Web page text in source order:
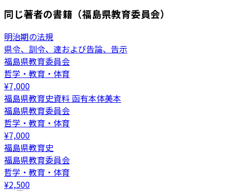
同じ著者の書籍（福島県教育委員会）
明治期の法規
県令、訓令、達および告論、告示
福島県教育委員会
哲学・教育・体育
¥7,000
福島県教育史資料 函有本体美本
福島県教育委員会
哲学・教育・体育
¥7,000
福島県教育史
福島県教育委員会
哲学・教育・体育
¥2,500